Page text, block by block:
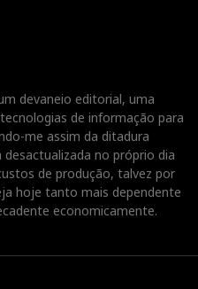
devaneio editorial, uma
de informação para
me assim da ditadura
no próprio dia
de produção, talvez por
hoje tanto mais dependente
economicamente.